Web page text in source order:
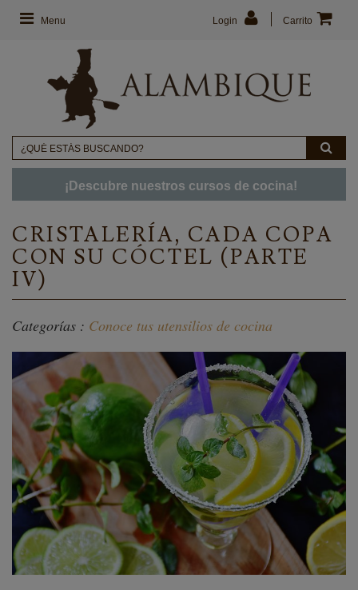
Menu Carrito
Login
¡Descubre nuestros cursos de cocina!
CRISTALERÍA, CADA COPA
CON SU CÓCTEL (PARTE
IV)
Categorías : Conoce tus utensilios de cocina